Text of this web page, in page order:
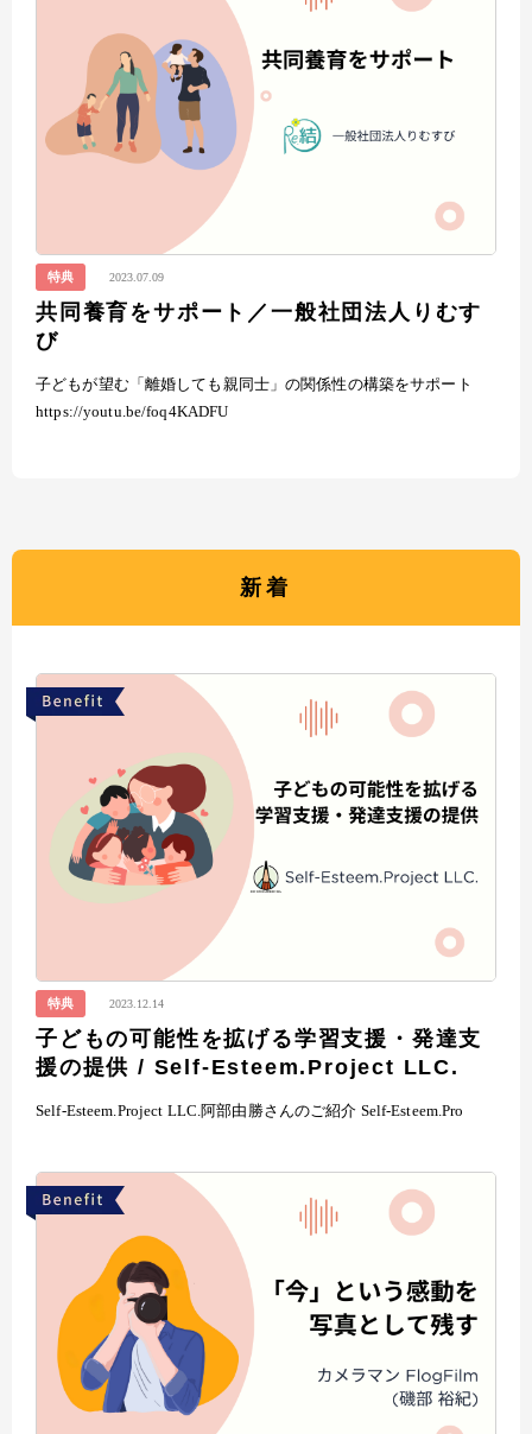
特典 2023.07.09
共同養育をサポート／一般社団法人りむす
び
子どもが望む「離婚しても親同士」の関係性の構築をサポート
https://youtu.be/foq4KADFU
新着
特典 2023.12.14
子どもの可能性を拡げる学習支援・発達支
援の提供 / Self-Esteem.Project LLC.
Self-Esteem.Project LLC.阿部由勝さんのご紹介 Self-Esteem.Pro